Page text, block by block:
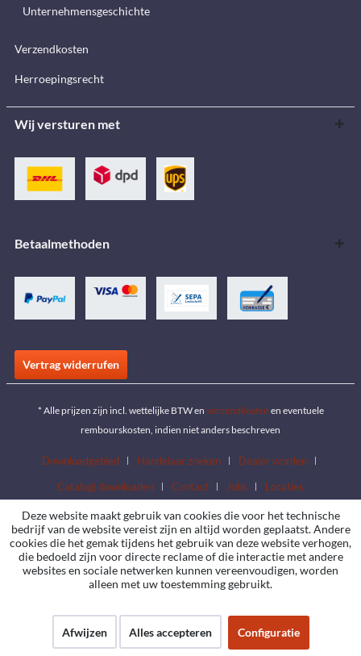
Unternehmensgeschichte
Verzendkosten
Herroepingsrecht
Wij versturen met
Betaalmethoden
Vertrag widerrufen
* Alle prijzen zijn incl. wettelijke BTW en verzendkosten en eventuele
rembourskosten, indien niet anders beschreven
Downloadgebied Handelaar zoeken
Dealer worden
Catalogi downloaden
Contact Jobs Locaties
Deze website maakt gebruik van cookies die voor het technische
bedrijf van de website vereist zijn en altijd worden geplaatst. Andere
cookies die het gemak tijdens het gebruik van deze website verhogen,
die bedoeld zijn voor directe reclame of die interactie met andere
websites en sociale netwerken kunnen vereenvoudigen, worden
alleen met uw toestemming gebruikt.
Afwijzen Alles accepteren Configuratie